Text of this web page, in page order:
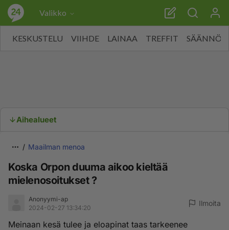
Valikko
KESKUSTELU VIIHDE LAINAA TREFFIT SÄÄNNÖT
Aihealueet
Maailman menoa
Koska Orpon duuma aikoo kieltää
mielenosoitukset ?
Anonyymi-ap
2024-02-27 13:34:20
Ilmoita
Meinaan kesä tulee ja eloapinat taas tarkeenee